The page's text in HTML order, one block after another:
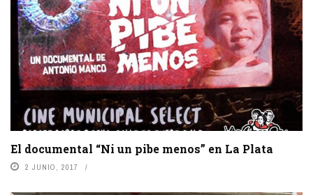
El documental “Ni un pibe menos” en La Plata
2 JUNIO, 2017